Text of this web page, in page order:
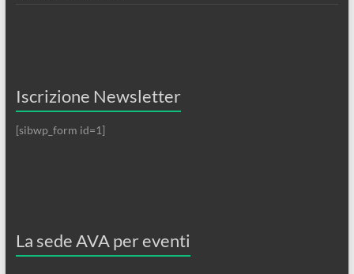
Iscrizione Newsletter
[sibwp_form id=1]
La sede AVA per eventi